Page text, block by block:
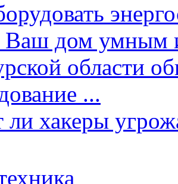
Ваш дом умным
области
...
хакеры